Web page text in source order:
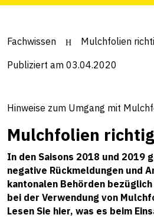
Fachwissen Mulchfolien
Publiziert am 03.04.2020
Hinweise zum Umgang mit
Mulchfolien
In den Saisons 2018 und 2019
negative Rückmeldungen und
kantonalen Behörden
bei der Verwendung von
Lesen Sie hier, was es beim